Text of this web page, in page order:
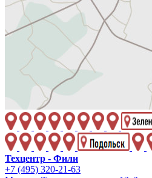
Техцентр - Фили
+7 (495) 320-21-63